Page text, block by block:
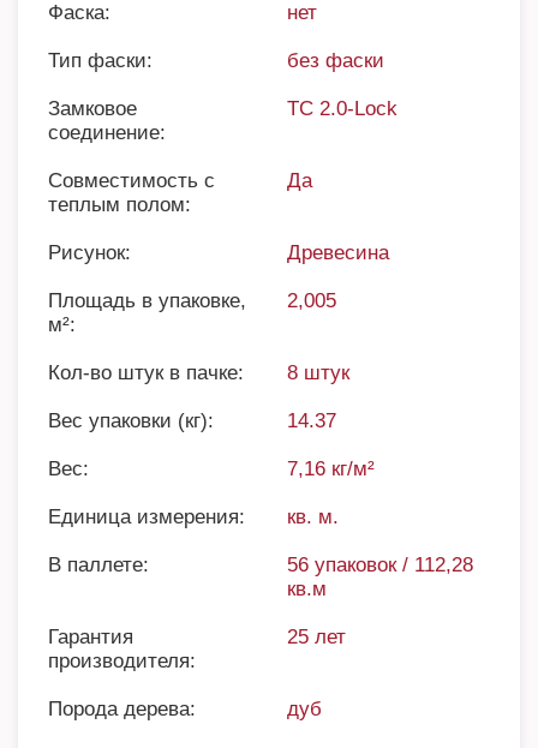
Фаска: нет
Тип фаски: без фаски
Замковое
соединение:
TC 2.0-Lock
Совместимость с
теплым полом:
Да
Рисунок: Древесина
Площадь в упаковке,
м²:
2,005
Кол-во штук в пачке: 8 штук
Вес упаковки (кг): 14.37
Вес: 7,16 кг/м²
Единица измерения: кв. м.
В паллете:
56 упаковок / 112,28
кв.м
Гарантия
производителя:
25 лет
Порода дерева: дуб